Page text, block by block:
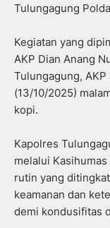
Tulungagung
Kegiatan yang
AKP Dian Anang
Tulungagung,
(13/10/2025)
kopi.
Kapolres
melalui
rutin yang
keamanan dan
demi kondusifitas